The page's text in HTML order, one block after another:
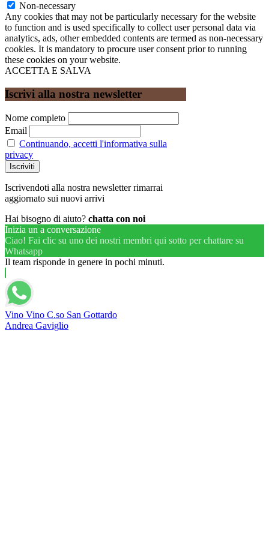
Non-necessary
Any cookies that may not be particularly necessary for the website
to function and is used specifically to collect user personal data via
analytics, ads, other embedded contents are termed as non-necessary
cookies. It is mandatory to procure user consent prior to running
these cookies on your website.
ACCETTA E SALVA
Iscrivi alla nostra newsletter
Nome completo
Email
Continuando, accetti l'informativa sulla
privacy
Iscrivendoti alla nostra newsletter rimarrai
aggiornato sui nuovi arrivi
Hai bisogno di aiuto? chatta con noi
Inizia un a conversazione
Ciao! Fai clic su uno dei nostri membri qui sotto per chattare su
Whatsapp
Il team risponde in genere in pochi minuti.
Vino Vino C.so San Gottardo
Andrea Gaviglio